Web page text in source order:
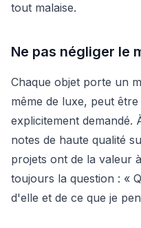
tout malaise.
Ne pas négliger le
Chaque objet porte un
même de luxe, peut
explicitement demandé.
notes de haute qualité
projets ont de la valeur
toujours la question : «
d'elle et de ce que je